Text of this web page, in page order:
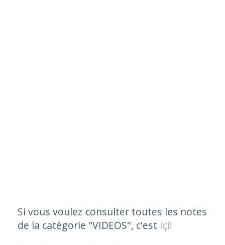
Si vous voulez consulter toutes les notes
de la catégorie "VIDEOS", c'est Içi!